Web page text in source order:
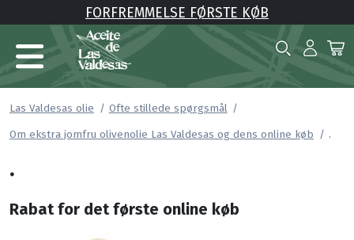
FORFREMMELSE FØRSTE KØB
Las Valdesas olie
Ofte stillede spørgsmål
Om ekstra jomfru olivenolie Las Valdesas og dens online køb
.
Rabat for det første online køb
.